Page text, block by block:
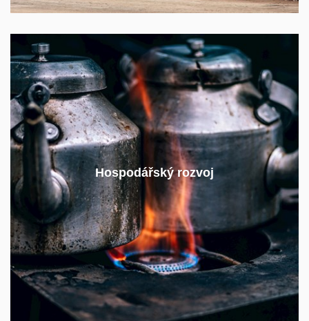
Hospodářský rozvoj
Dostupnost levné energie urychluje hospodářský
rozvoj a zvyšuje kvalitu života.
Jak zajistit dostupnost energií pro všechny skupiny
obyvatel?